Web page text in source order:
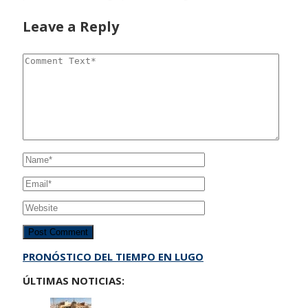
Leave a Reply
PRONÓSTICO DEL TIEMPO EN LUGO
ÚLTIMAS NOTICIAS: